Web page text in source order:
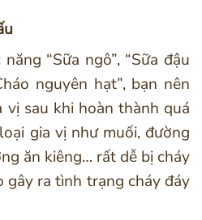
“Sữa ngô”, “Sữa đậu
nguyên hạt”, bạn nên
vị sau khi hoàn thành quá
gia vị như muối, đường
ăn kiêng… rất dễ bị cháy
gây ra tình trạng cháy đáy